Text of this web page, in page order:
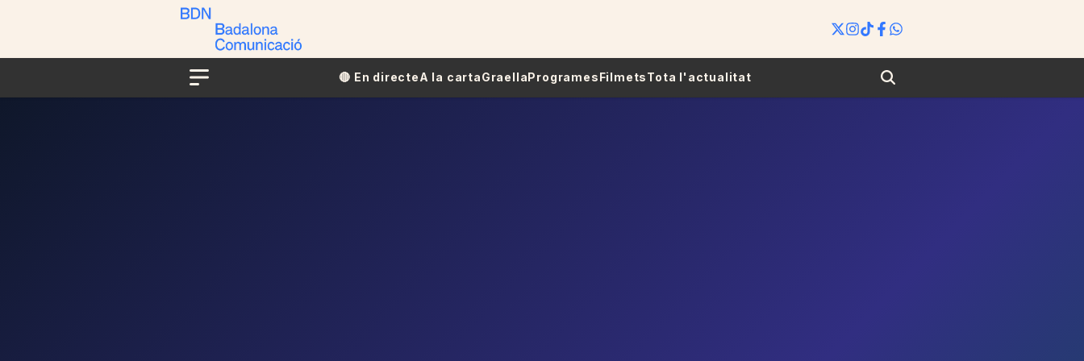
Menu
🔴​​ En directeA la cartaGraellaProgramesFilmetsTota l'actualitat Search